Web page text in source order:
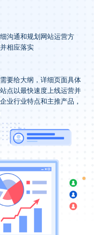
沟通和规划网站运营方
相应落实
要给大纲，详细页面具体
点以最快速度上线运营并
业行业特点和主推产品，